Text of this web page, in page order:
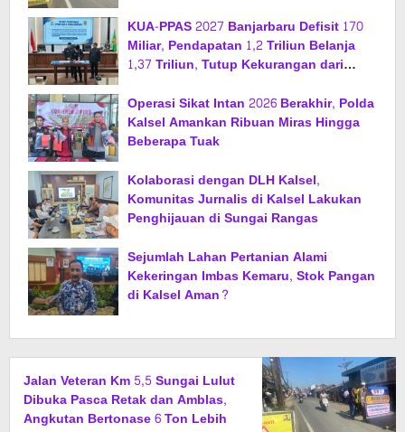
KUA-PPAS 2027 Banjarbaru Defisit 170
Miliar, Pendapatan 1,2 Triliun Belanja
1,37 Triliun, Tutup Kekurangan dari
Operasi Sikat Intan 2026 Berakhir, Polda
Kalsel Amankan Ribuan Miras Hingga
Beberapa Tuak
Kolaborasi dengan DLH Kalsel,
Komunitas Jurnalis di Kalsel Lakukan
Penghijauan di Sungai Rangas
Sejumlah Lahan Pertanian Alami
Kekeringan Imbas Kemaru, Stok Pangan
di Kalsel Aman?
Jalan Veteran Km 5,5 Sungai Lulut
Dibuka Pasca Retak dan Amblas,
Angkutan Bertonase 6 Ton Lebih